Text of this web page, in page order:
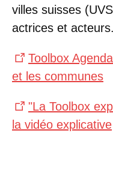
villes suisses
actrices et acteurs.
Toolbox
et les communes
"La Toolbox
la vidéo explicative